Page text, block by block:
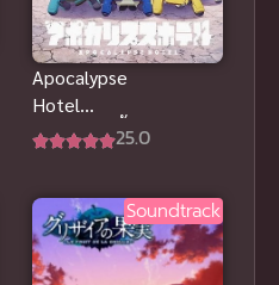
Apocalypse
Hotel
โรงแรมวันสิ้น
25.0
Soundtrack